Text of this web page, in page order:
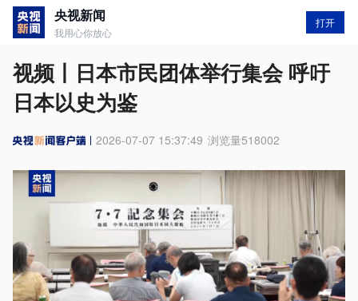
央视新闻
我用心你放心
打开
视频丨日本市民团体举行集会 呼吁
日本以史为鉴
2026-07-07 15:37:49 浏览量518002